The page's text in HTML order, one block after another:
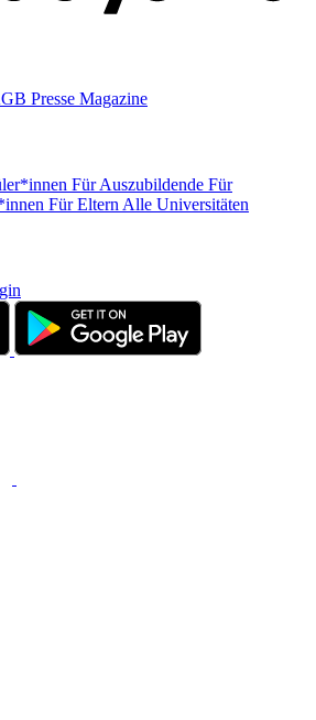
Presse Magazine
Für Auszubildende Für
Für Eltern Alle Universitäten